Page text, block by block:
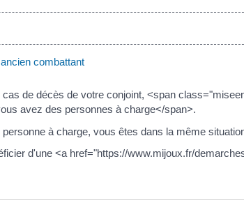
combattant
de décès de votre conjoint, <span
avez des personnes à charge</span>.
à charge, vous êtes dans la même
d'une <a href="https://www.mijoux.fr/